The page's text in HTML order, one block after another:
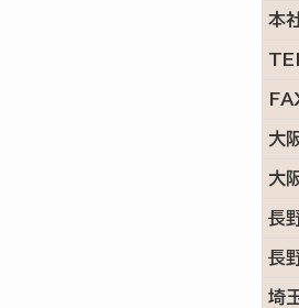
本
大
大
長
長
埼